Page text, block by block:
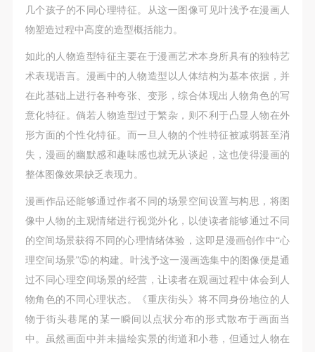
几个孩子的不同心理特征。从这一图像可见叶浅予在漫画人
物塑造过程中高度的造型概括能力。
如此的人物造型特征主要在于漫画艺术本身所具有的独特艺
术表现语言。漫画中的人物造型以人体结构为基本依据，并
在此基础上进行各种夸张、变形，综合体现出人物角色的写
意化特征。倘若人物造型过于繁杂，则不利于凸显人物在外
形方面的个性化特征。而一旦人物的个性特征被减弱甚至消
失，漫画的幽默感和趣味感也就无从谈起，这也使得漫画的
整体图像效果缺乏表现力。
漫画作品还能够通过作者不同的场景空间设置与构思，将图
像中人物的主观情绪进行视觉外化，以使读者能够通过不同
的空间场景获得不同的心理情绪体验，这即是漫画创作中“心
理空间场景”⑤的构建。叶浅予这一漫画选集中的图像便是通
过不同心理空间场景的经营，让读者在观画过程中体会到人
物角色的不同心理状态。《重庆街头》将不同身份地位的人
物于街头巷尾的某一瞬间以点状分布的形式散布于画面当
中。虽然画面中并未描绘实景的街道和小巷，但通过人物在
快捷登录 帐号密码登录